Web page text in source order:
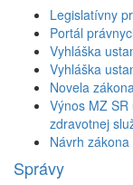
Legislatívny
Portál
Vyhláška
Vyhláška
Novela
Výnos MZ
zdravotnej
Návrh
Správy